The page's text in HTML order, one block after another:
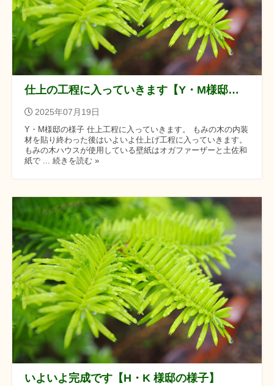
仕上の工程に入っていきます【Y・M様邸の様子】
2025年07月19日
Y・M様邸の様子 仕上工程に入っていきます。 もみの木の内装
材を貼り終わった後はいよいよ仕上げ工程に入っていきます。
もみの木ハウスが使用している壁紙はオガファーザーと土佐和
紙で ... 続きを読む »
いよいよ完成です【H・K 様邸の様子】